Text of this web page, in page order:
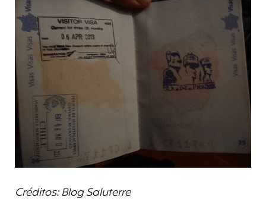
Créditos: Blog Saluterre